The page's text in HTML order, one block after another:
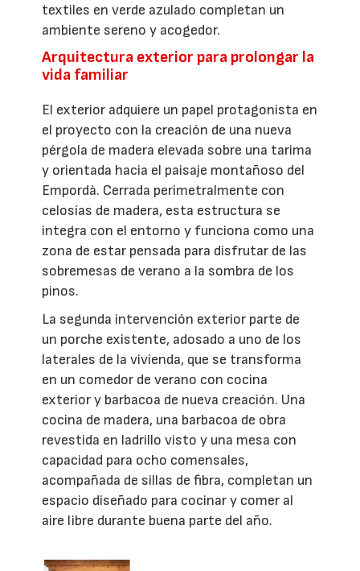
textiles en verde azulado completan un
ambiente sereno y acogedor.
Arquitectura exterior para prolongar la
vida familiar
El exterior adquiere un papel protagonista en
el proyecto con la creación de una nueva
pérgola de madera elevada sobre una tarima
y orientada hacia el paisaje montañoso del
Empordà. Cerrada perimetralmente con
celosías de madera, esta estructura se
integra con el entorno y funciona como una
zona de estar pensada para disfrutar de las
sobremesas de verano a la sombra de los
pinos.
La segunda intervención exterior parte de
un porche existente, adosado a uno de los
laterales de la vivienda, que se transforma
en un comedor de verano con cocina
exterior y barbacoa de nueva creación. Una
cocina de madera, una barbacoa de obra
revestida en ladrillo visto y una mesa con
capacidad para ocho comensales,
acompañada de sillas de fibra, completan un
espacio diseñado para cocinar y comer al
aire libre durante buena parte del año.